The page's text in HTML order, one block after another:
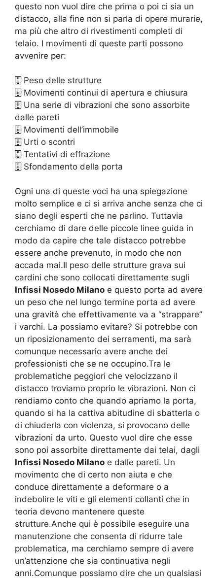
questo non vuol dire che prima o poi ci sia un
distacco, alla fine non si parla di opere murarie,
ma più che altro di rivestimenti completi di
telaio. I movimenti di queste parti possono
avvenire per:
Peso delle strutture
Movimenti continui di apertura e chiusura
Una serie di vibrazioni che sono assorbite
dalle pareti
Movimenti dell’immobile
Urti o scontri
Tentativi di effrazione
Sfondamento della porta
Ogni una di queste voci ha una spiegazione
molto semplice e ci si arriva anche senza che ci
siano degli esperti che ne parlino. Tuttavia
cerchiamo di dare delle piccole linee guida in
modo da capire che tale distacco potrebbe
essere anche prevenuto, in modo che non
accada mai.Il peso delle strutture grava sui
cardini che sono collocati direttamente sugli
Infissi Nosedo Milano e questo porta ad avere
un peso che nel lungo termine porta ad avere
una gravità che effettivamente va a “strappare”
i varchi. La possiamo evitare? Si potrebbe con
un riposizionamento dei serramenti, ma sarà
comunque necessario avere anche dei
professionisti che se ne occupino.Tra le
problematiche peggiori che velocizzano il
distacco troviamo proprio le vibrazioni. Non ci
rendiamo conto che quando apriamo la porta,
quando si ha la cattiva abitudine di sbatterla o
di chiuderla con violenza, si provocano delle
vibrazioni da urto. Questo vuol dire che esse
sono poi assorbite direttamente dai telai, dagli
Infissi Nosedo Milano e dalle pareti. Un
movimento che di certo non aiuta e che
conduce direttamente a deformare o a
indebolire le viti e gli elementi collanti che in
teoria devono mantenere queste
strutture.Anche qui è possibile eseguire una
manutenzione che consenta di ridurre tale
problematica, ma cerchiamo sempre di avere
un’attenzione che sia continuativa negli
anni.Comunque possiamo dire che un qualsiasi